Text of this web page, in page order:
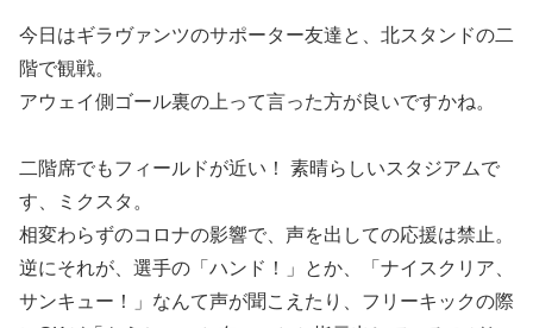
今日はギラヴァンツのサポーター友達と、北スタンドの二
階で観戦。
アウェイ側ゴール裏の上って言った方が良いですかね。
二階席でもフィールドが近い！ 素晴らしいスタジアムで
す、ミクスタ。
相変わらずのコロナの影響で、声を出しての応援は禁止。
逆にそれが、選手の「ハンド！」とか、「ナイスクリア、
サンキュー！」なんて声が聞こえたり、フリーキックの際